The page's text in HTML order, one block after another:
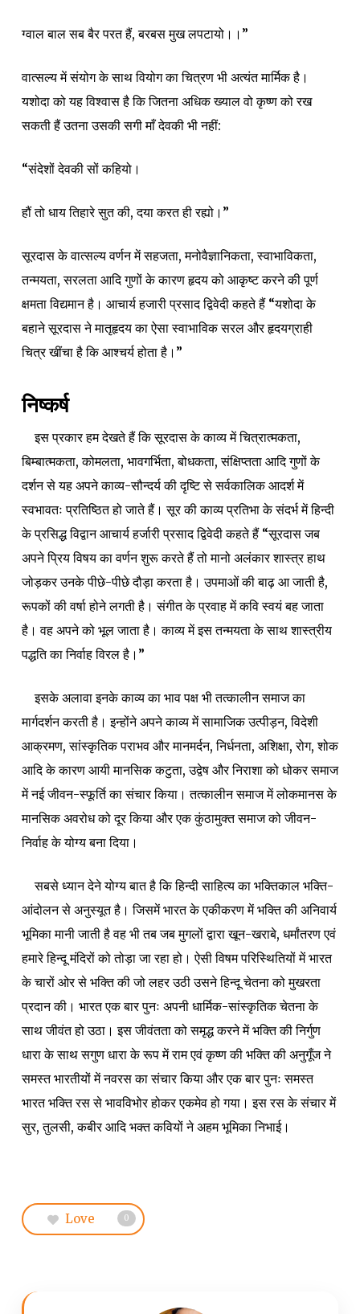
ग्वाल बाल सब बैर परत हैं, बरबस मुख लपटायो।।”
वात्सल्य में संयोग के साथ वियोग का चित्रण भी अत्यंत मार्मिक है।
यशोदा को यह विश्वास है कि जितना अधिक ख्याल वो कृष्ण को रख
सकती हैं उतना उसकी सगी माँ देवकी भी नहीं:
“संदेशों देवकी सों कहियो।
हौं तो धाय तिहारे सुत की, दया करत ही रह्यो।”
सूरदास के वात्सल्य वर्णन में सहजता, मनोवैज्ञानिकता, स्वाभाविकता,
तन्मयता, सरलता आदि गुणों के कारण हृदय को आकृष्ट करने की पूर्ण
क्षमता विद्यमान है। आचार्य हजारी प्रसाद द्विवेदी कहते हैं “यशोदा के
बहाने सूरदास ने मातृहृदय का ऐसा स्वाभाविक सरल और हृदयग्राही
चित्र खींचा है कि आश्चर्य होता है।”
निष्कर्ष
इस प्रकार हम देखते हैं कि सूरदास के काव्य में चित्रात्मकता,
बिम्बात्मकता, कोमलता, भावगर्भिता, बोधकता, संक्षिप्तता आदि गुणों के
दर्शन से यह अपने काव्य-सौन्दर्य की दृष्टि से सर्वकालिक आदर्श में
स्वभावतः प्रतिष्ठित हो जाते हैं। सूर की काव्य प्रतिभा के संदर्भ में हिन्दी
के प्रसिद्ध विद्वान आचार्य हर्जारी प्रसाद द्विवेदी कहते हैं “सूरदास जब
अपने प्रिय विषय का वर्णन शुरू करते हैं तो मानो अलंकार शास्त्र हाथ
जोड़कर उनके पीछे-पीछे दौड़ा करता है। उपमाओं की बाढ़ आ जाती है,
रूपकों की वर्षा होने लगती है। संगीत के प्रवाह में कवि स्वयं बह जाता
है। वह अपने को भूल जाता है। काव्य में इस तन्मयता के साथ शास्त्रीय
पद्धति का निर्वाह विरल है।”
इसके अलावा इनके काव्य का भाव पक्ष भी तत्कालीन समाज का
मार्गदर्शन करती है। इन्होंने अपने काव्य में सामाजिक उत्पीड़न, विदेशी
आक्रमण, सांस्कृतिक पराभव और मानमर्दन, निर्धनता, अशिक्षा, रोग, शोक
आदि के कारण आयी मानसिक कटुता, उद्वेष और निराशा को धोकर समाज
में नई जीवन-स्फूर्ति का संचार किया। तत्कालीन समाज में लोकमानस के
मानसिक अवरोध को दूर किया और एक कुंठामुक्त समाज को जीवन-
निर्वाह के योग्य बना दिया।
सबसे ध्यान देने योग्य बात है कि हिन्दी साहित्य का भक्तिकाल भक्ति-
आंदोलन से अनुस्यूत है। जिसमें भारत के एकीकरण में भक्ति की अनिवार्य
भूमिका मानी जाती है वह भी तब जब मुगलों द्वारा खून-खराबे, धर्मांतरण एवं
हमारे हिन्दू मंदिरों को तोड़ा जा रहा हो। ऐसी विषम परिस्थितियों में भारत
के चारों ओर से भक्ति की जो लहर उठी उसने हिन्दू चेतना को मुखरता
प्रदान की। भारत एक बार पुनः अपनी धार्मिक-सांस्कृतिक चेतना के
साथ जीवंत हो उठा। इस जीवंतता को समृद्ध करने में भक्ति की निर्गुण
धारा के साथ सगुण धारा के रूप में राम एवं कृष्ण की भक्ति की अनुगूँज ने
समस्त भारतीयों में नवरस का संचार किया और एक बार पुनः समस्त
भारत भक्ति रस से भावविभोर होकर एकमेव हो गया। इस रस के संचार में
सुर, तुलसी, कबीर आदि भक्त कवियों ने अहम भूमिका निभाई।
Love 0